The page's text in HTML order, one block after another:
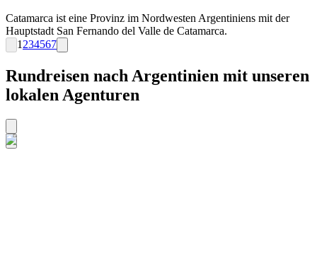
Catamarca ist eine Provinz im Nordwesten Argentiniens mit der
Hauptstadt San Fernando del Valle de Catamarca.
1 234567
Rundreisen nach Argentinien mit unseren
lokalen Agenturen